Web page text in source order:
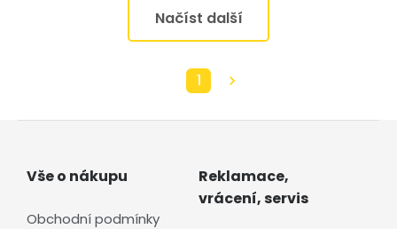
Načíst další
1
Vše o nákupu
Obchodní podmínky
Reklamace,
vrácení, servis